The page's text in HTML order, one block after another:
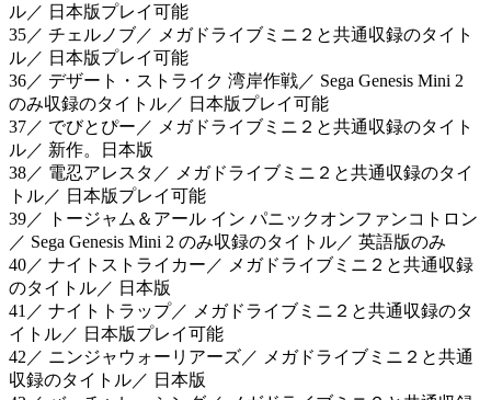
ル／ 日本版プレイ可能
35／ チェルノブ／ メガドライブミニ２と共通収録のタイト
ル／ 日本版プレイ可能
36／ デザート・ストライク 湾岸作戦／ Sega Genesis Mini 2
のみ収録のタイトル／ 日本版プレイ可能
37／ でびとぴー／ メガドライブミニ２と共通収録のタイト
ル／ 新作。日本版
38／ 電忍アレスタ／ メガドライブミニ２と共通収録のタイ
トル／ 日本版プレイ可能
39／ トージャム＆アール イン パニックオンファンコトロン
／ Sega Genesis Mini 2 のみ収録のタイトル／ 英語版のみ
40／ ナイトストライカー／ メガドライブミニ２と共通収録
のタイトル／ 日本版
41／ ナイトトラップ／ メガドライブミニ２と共通収録のタ
イトル／ 日本版プレイ可能
42／ ニンジャウォーリアーズ／ メガドライブミニ２と共通
収録のタイトル／ 日本版